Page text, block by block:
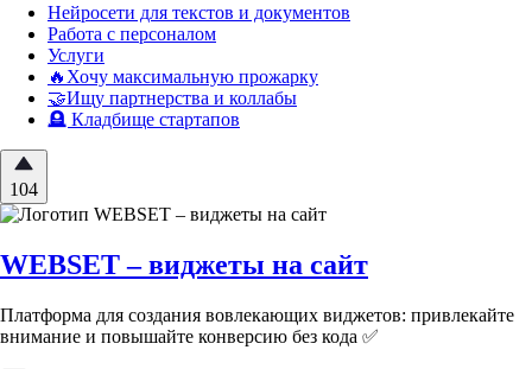
Нейросети для текстов и документов
Работа с персоналом
Услуги
🔥Хочу максимальную прожарку
🤝Ищу партнерства и коллабы
🪦 Кладбище стартапов
104
WEBSET – виджеты на сайт
Платформа для создания вовлекающих виджетов: привлекайте
внимание и повышайте конверсию без кода ✅